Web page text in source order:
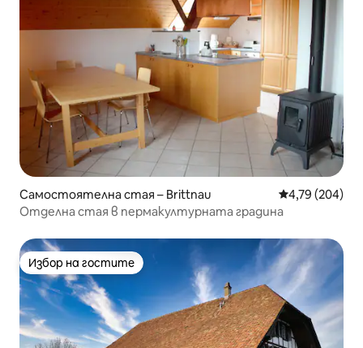
Самостоятелна стая – Brittnau Средна
4,79 (204)
Отделна стая в пермакултурната градина
Избор на гостите
Избор на гостите